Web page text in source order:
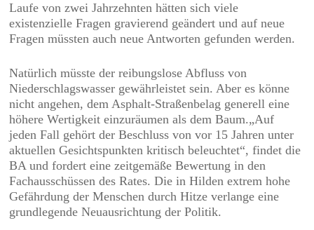
Laufe von zwei Jahrzehnten hätten sich viele
existenzielle Fragen gravierend geändert und auf neue
Fragen müssten auch neue Antworten gefunden werden.
Natürlich müsste der reibungslose Abfluss von
Niederschlagswasser gewährleistet sein. Aber es könne
nicht angehen, dem Asphalt-Straßenbelag generell eine
höhere Wertigkeit einzuräumen als dem Baum.„Auf
jeden Fall gehört der Beschluss von vor 15 Jahren unter
aktuellen Gesichtspunkten kritisch beleuchtet“, findet die
BA und fordert eine zeitgemäße Bewertung in den
Fachausschüssen des Rates. Die in Hilden extrem hohe
Gefährdung der Menschen durch Hitze verlange eine
grundlegende Neuausrichtung der Politik.